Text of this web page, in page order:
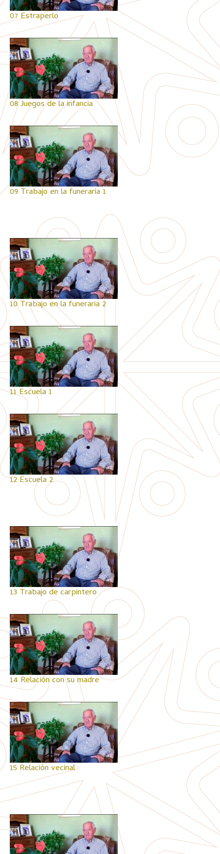
07 Estraperlo
08 Juegos de la infancia
09 Trabajo en la funeraria 1
10 Trabajo en la funeraria 2
11 Escuela 1
12 Escuela 2
13 Trabajo de carpintero
14 Relación con su madre
15 Relación vecinal